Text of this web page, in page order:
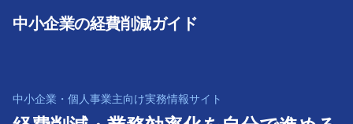
中小企業の経費削減ガイド
中小企業・個人事業主向け実務情報サイト